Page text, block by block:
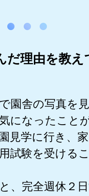
だ理由を教え
園舎の写真を
になったこと
見学に行き、
試験を受ける
、完全週休２